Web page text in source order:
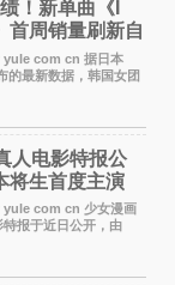
！新单曲《I
周销量刷新自
cn 据日本
的最新数据，韩国女团
单曲《I Got Your
张，成功跻身最新一
人电影特报公
将生首度主演
cn 少女漫画
特报于近日公开，由
主演，这也是他首次
关注。 女高中生咲